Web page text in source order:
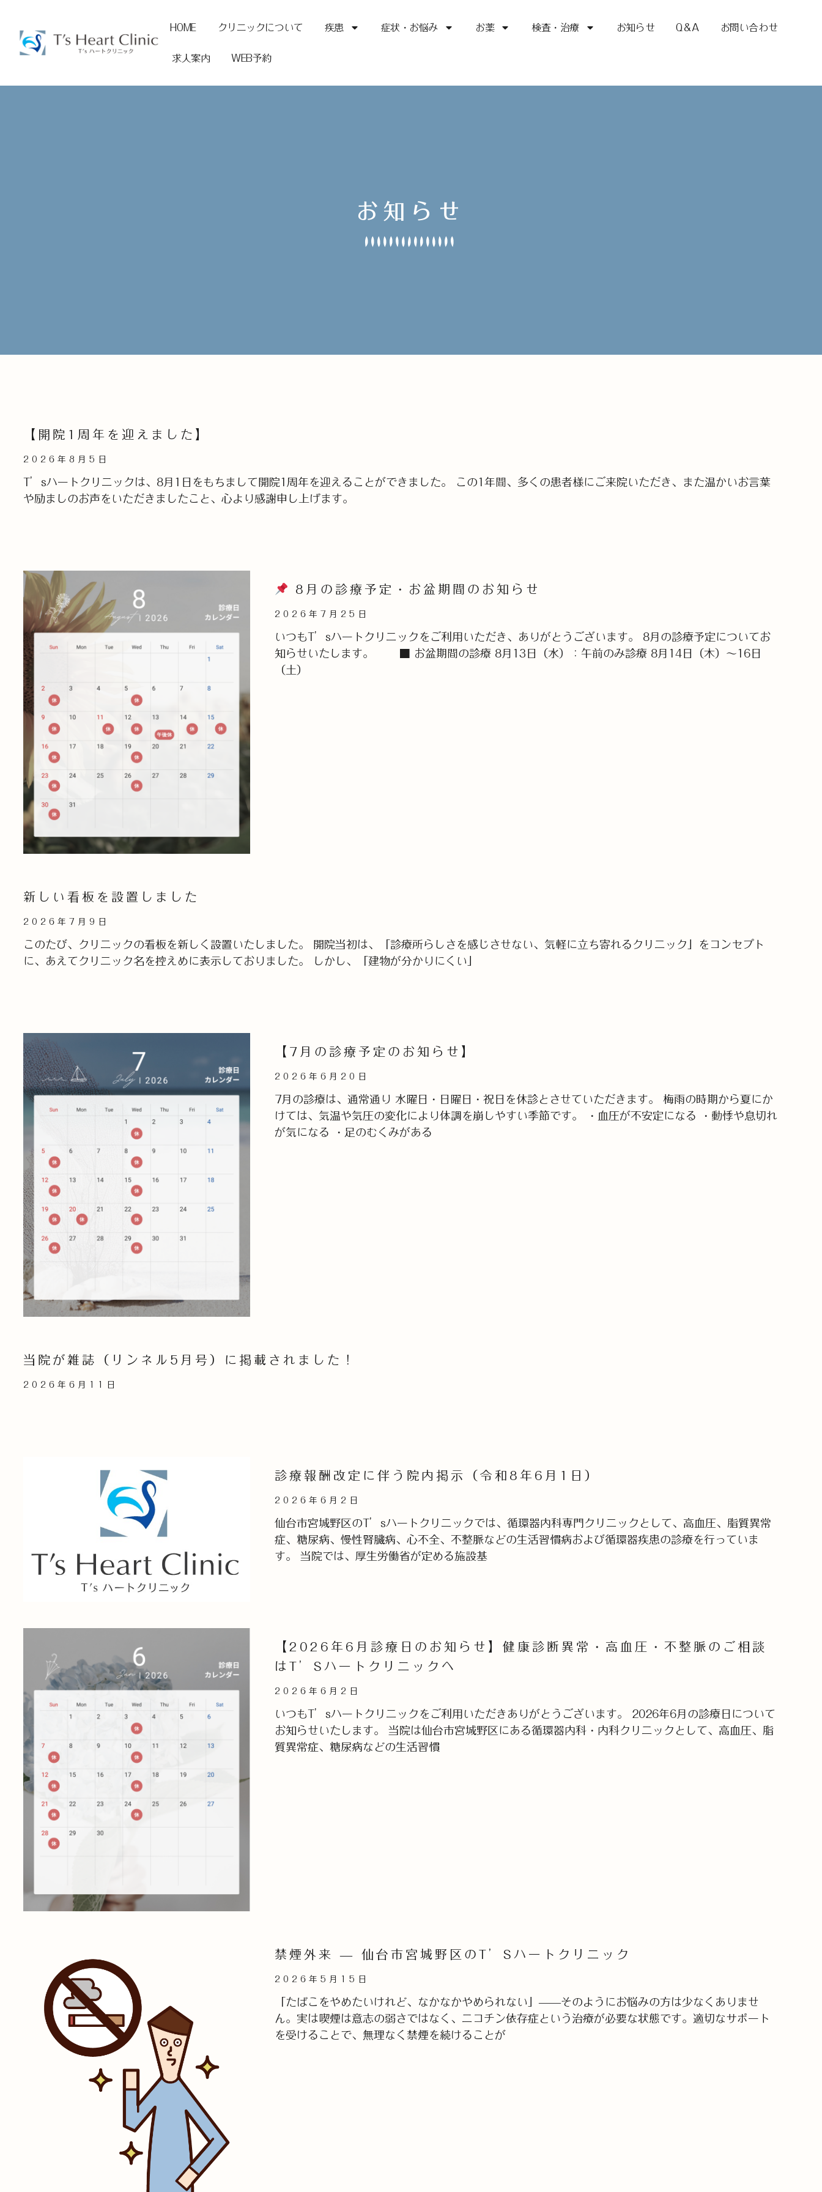
HOME クリニックについて 疾患 症状・お悩み お薬 検査・治療 お知らせ Q＆A お問い合わせ
求人案内 WEB予約
お知らせ
【開院1周年を迎えました】
2026年8月5日
T’sハートクリニックは、8月1日をもちまして開院1周年を迎えることができました。 この1年間、多くの患者様にご来院いただき、また温かいお言葉
や励ましのお声をいただきましたこと、心より感謝申し上げます。
8月の診療予定・お盆期間のお知らせ
2026年7月25日
いつもT’sハートクリニックをご利用いただき、ありがとうございます。 8月の診療予定についてお
知らせいたします。 ■ お盆期間の診療 8月13日（水）：午前のみ診療 8月14日（木）～16日
（土）
新しい看板を設置しました
2026年7月9日
このたび、クリニックの看板を新しく設置いたしました。 開院当初は、「診療所らしさを感じさせない、気軽に立ち寄れるクリニック」をコンセプト
に、あえてクリニック名を控えめに表示しておりました。 しかし、「建物が分かりにくい」
【7月の診療予定のお知らせ】
2026年6月20日
7月の診療は、通常通り 水曜日・日曜日・祝日を休診とさせていただきます。 梅雨の時期から夏にか
けては、気温や気圧の変化により体調を崩しやすい季節です。 ・血圧が不安定になる ・動悸や息切れ
が気になる ・足のむくみがある
当院が雑誌（リンネル5月号）に掲載されました！
2026年6月11日
診療報酬改定に伴う院内掲示（令和8年6月1日）
2026年6月2日
仙台市宮城野区のT’sハートクリニックでは、循環器内科専門クリニックとして、高血圧、脂質異常
症、糖尿病、慢性腎臓病、心不全、不整脈などの生活習慣病および循環器疾患の診療を行っていま
す。 当院では、厚生労働省が定める施設基
【2026年6月診療日のお知らせ】健康診断異常・高血圧・不整脈のご相談
はT’Sハートクリニックへ
2026年6月2日
いつもT’sハートクリニックをご利用いただきありがとうございます。 2026年6月の診療日について
お知らせいたします。 当院は仙台市宮城野区にある循環器内科・内科クリニックとして、高血圧、脂
質異常症、糖尿病などの生活習慣
禁煙外来 — 仙台市宮城野区のT’Sハートクリニック
2026年5月15日
「たばこをやめたいけれど、なかなかやめられない」——そのようにお悩みの方は少なくありませ
ん。実は喫煙は意志の弱さではなく、ニコチン依存症という治療が必要な状態です。適切なサポート
を受けることで、無理なく禁煙を続けることが